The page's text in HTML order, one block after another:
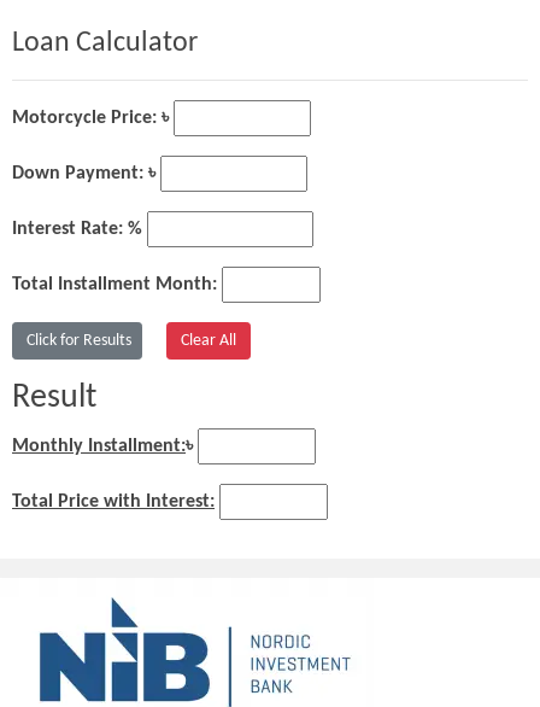
Loan Calculator
Motorcycle Price: ৳
Down Payment: ৳
Interest Rate: %
Total Installment Month:
Result
Monthly Installment:৳
Total Price with Interest: